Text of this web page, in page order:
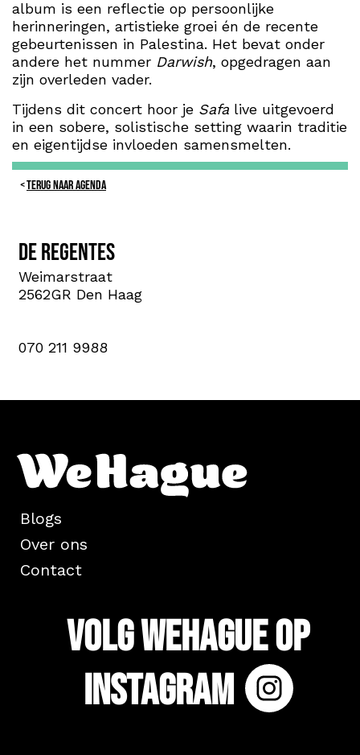
album is een reflectie op persoonlijke
herinneringen, artistieke groei én de recente
gebeurtenissen in Palestina. Het bevat onder
andere het nummer Darwish, opgedragen aan
zijn overleden vader.
Tijdens dit concert hoor je Safa live uitgevoerd
in een sobere, solistische setting waarin traditie
en eigentijdse invloeden samensmelten.
TERUG NAAR AGENDA
De Regentes
Weimarstraat
2562GR Den Haag
070 211 9988
Blogs
Over ons
Contact
Volg WeHague op
Instagram